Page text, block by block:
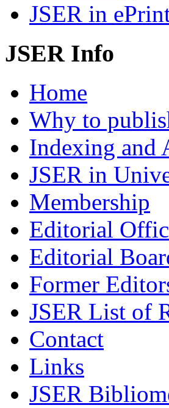
JSER in
JSER Info
Home
Why to
Indexing and
JSER in
Membership
Editorial
Editorial
Former
JSER List of
Contact
Links
JSER